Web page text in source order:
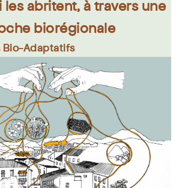
les abritent, à travers une
biorégionale
Bio-Adaptatifs